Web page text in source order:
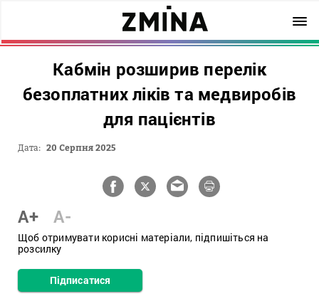
Кабмін розширив перелік
безоплатних ліків та медвиробів
для пацієнтів
Дата: 20 Серпня 2025
A+ A-
Щоб отримувати корисні матеріали, підпишіться на
розсилку
Підписатися